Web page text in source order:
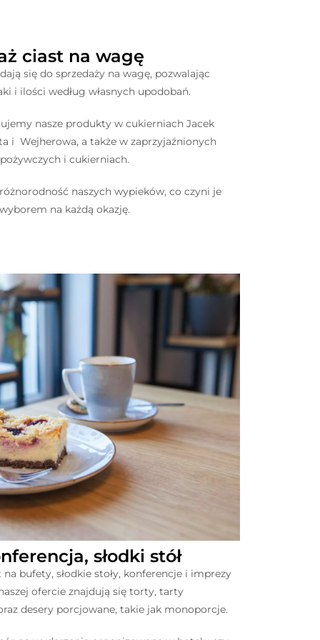
ciast na wagę
się do sprzedaży na wagę, pozwalając
i ilości według własnych upodobań.
nasze produkty w cukierniach Jacek
i Wejherowa, a także w zaprzyjaźnionych
i cukierniach.
naszych wypieków, co czyni je
na każdą okazję.
słodki stół
bufety, słodkie stoły, konferencje i imprezy
ofercie znajdują się torty, tarty
desery porcjowane, takie jak monoporcje.